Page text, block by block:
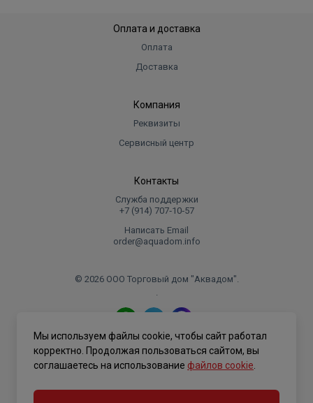
Оплата и доставка
Оплата
Доставка
Компания
Реквизиты
Сервисный центр
Контакты
Служба поддержки
+7 (914) 707‑10‑57
Написать Email
order@aquadom.info
© 2026 ООО Торговый дом "Аквадом".
.
Политика конфиденциальности
Мы используем файлы cookie, чтобы сайт работал
корректно. Продолжая пользоваться сайтом, вы
соглашаетесь на использование файлов cookie